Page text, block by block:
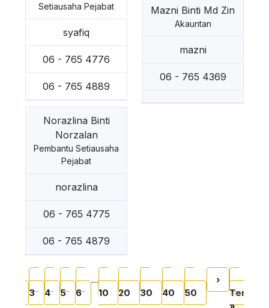
Setiausaha Pejabat
syafiq
06 - 765 4776
06 - 765 4889
Norazlina Binti
Norzalan
Pembantu Setiausaha
Pejabat
norazlina
06 - 765 4775
06 - 765 4879
Mazni Binti Md Zin
Akauntan
mazni
06 - 765 4369
Pagination
Current page
PagePage
3
Page
4
Page
5
Page
6
…
Page
10
Page
20
Page
30
Page
40
Page
50
Next page
›
Last
Terakhir
»